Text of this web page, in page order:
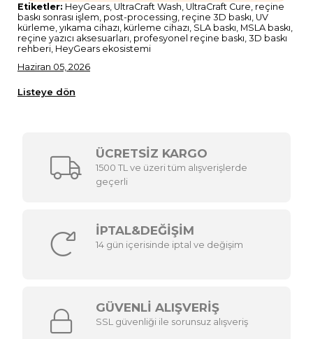
Etiketler: HeyGears, UltraCraft Wash, UltraCraft Cure, reçine
baskı sonrası işlem, post-processing, reçine 3D baskı, UV
kürleme, yıkama cihazı, kürleme cihazı, SLA baskı, MSLA baskı,
reçine yazıcı aksesuarları, profesyonel reçine baskı, 3D baskı
rehberi, HeyGears ekosistemi
Haziran 05, 2026
Listeye dön
ÜCRETSİZ KARGO
1500 TL ve üzeri tüm alışverişlerde
geçerli
İPTAL&DEĞİŞİM
14 gün içerisinde iptal ve değişim
GÜVENLİ ALIŞVERİŞ
SSL güvenliği ile sorunsuz alışveriş